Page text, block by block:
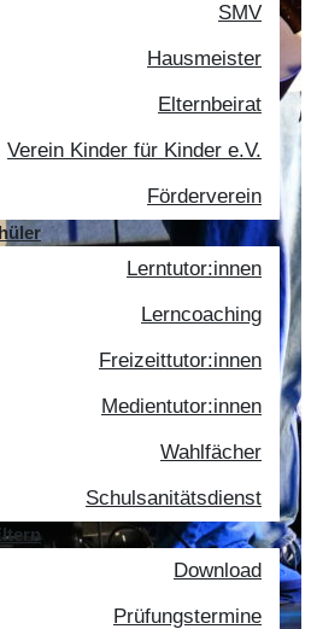
SMV
Hausmeister
Elternbeirat
Verein Kinder für Kinder e.V.
Förderverein
Lerntutor:innen
Lerncoaching
Freizeittutor:innen
Medientutor:innen
Wahlfächer
Schulsanitätsdienst
Download
Prüfungstermine